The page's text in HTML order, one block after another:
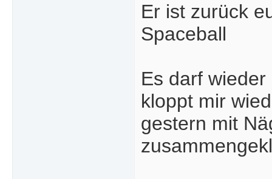
Er ist zurück
Spaceball
Es darf
kloppt mir
gestern mit